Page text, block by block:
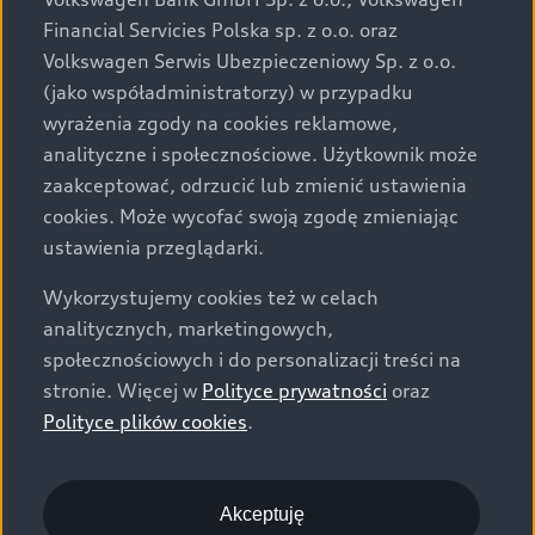
za dopłatą. Wiążące ustalenie ceny, wyposażenia i
specyfikacji pojazdu następują w umowie sprzedaży, a
określenie parametrów technicznych zawiera
świadectwo homologacji typu pojazdu. Zastrzegamy
sobie prawo do zmian i pomyłek. Wszelkie informacje
prezentowane na stronie są aktualne na dzień ich
zamieszczania. W celu uzyskania najnowszych
informacji prosimy kontaktować się z Partnerem Marki
Audi.
Wszystkie produkowane obecnie samochody marki Audi
są wykonywane z materiałów spełniających pod
względem możliwości odzysku i recyklingu wymagania
określone w normie ISO 22628 i są zgodne z
europejskimi świadectwami homologacji wydanymi wg
o.o. podlega obowiązkowi zapewnienia wszystkim
użytkownikom samochodów marki Volkswagen sieci
Financial Servicies Polska sp. z o.o. oraz
Volkswagen Serwis Ubezpieczeniowy Sp. z o.o.
(jako współadministratorzy) w przypadku
wyrażenia zgody na cookies reklamowe,
analityczne i społecznościowe. Użytkownik może
zaakceptować, odrzucić lub zmienić ustawienia
cookies. Może wycofać swoją zgodę zmieniając
ustawienia przeglądarki.
Wykorzystujemy cookies też w celach
analitycznych, marketingowych,
społecznościowych i do personalizacji treści na
stronie. Więcej w Polityce prywatności oraz
Polityce plików cookies.
Akceptuję